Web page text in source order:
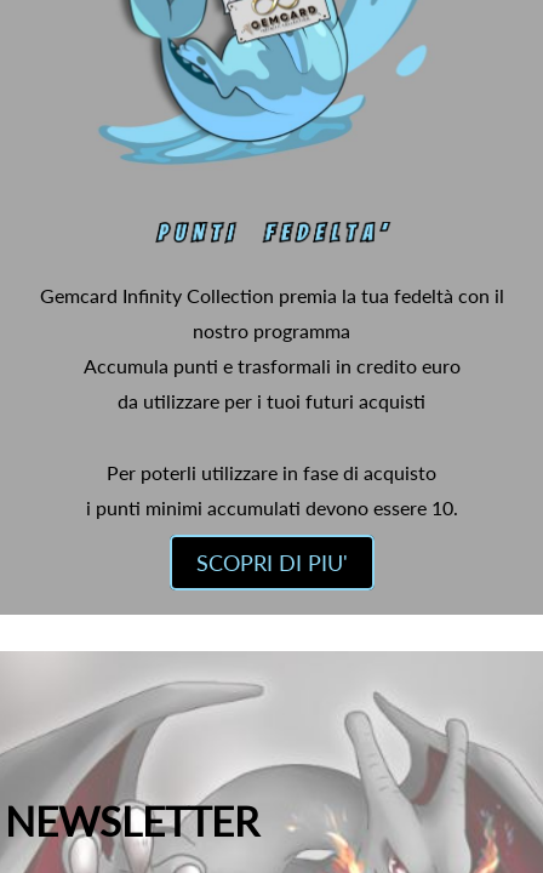
Gemcard Infinity Collection premia la tua fedeltà con il
nostro programma
Accumula punti e trasformali in credito euro
da utilizzare per i tuoi futuri acquisti
Per poterli utilizzare in fase di acquisto
i punti minimi accumulati devono essere 10.
SCOPRI DI PIU'
NEWSLETTER